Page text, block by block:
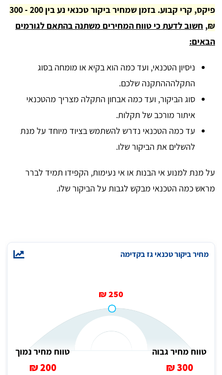
פיקס, קרי קבוע. בזמן שמחיר ביקור טכנאי נע בין 200 - 300
₪
, חשוב לדעת כי טווח המחירים משתנה בהתאם לגורמים
הבאים:
ניסיון הטכנאי, ועד כמה הוא בקיא או מומחה בסוג
התקלהההתקנה שלכם.
סוג הביקור, ועד כמה אבחון התקלה מצריך מהטכנאי
איתור מורכב של תקלות.
עד כמה הטכנאי נדרש להשתמש בציוד מיוחד על מנת
להשלים את הביקור שלו.
על מנת למנוע אי הבנות או אי נעימות, הקפידו תמיד לברר
מראש כמה הטכנאי מבקש לגבות על הביקור שלו.
מחיר ביקור טכנאי גז בקדימה
250 ₪
טווח מחיר גבוה
300 ₪
טווח מחיר נמוך
200 ₪